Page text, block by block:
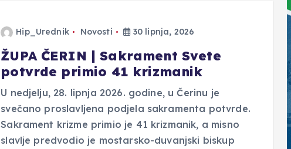
Hip_Urednik Novosti 30 lipnja, 2026
ŽUPA ČERIN | Sakrament Svete
potvrde primio 41 krizmanik
U nedjelju, 28. lipnja 2026. godine, u Čerinu je
svečano proslavljena podjela sakramenta potvrde.
Sakrament krizme primio je 41 krizmanik, a misno
slavlje predvodio je mostarsko-duvanjski biskup